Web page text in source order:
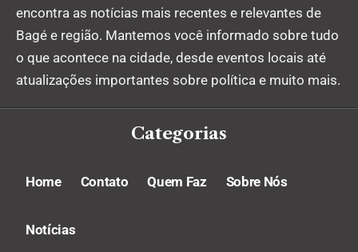
encontra as notícias mais recentes e relevantes de
Bagé e região. Mantemos você informado sobre tudo
o que acontece na cidade, desde eventos locais até
atualizações importantes sobre política e muito mais.
Categorias
Home Contato Quem Faz Sobre Nós
Notícias